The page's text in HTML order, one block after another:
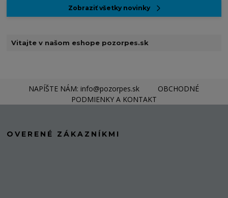
Zobraziť všetky novinky
Vitajte v našom eshope pozorpes.sk
NAPÍŠTE NÁM: info@pozorpes.sk
OBCHODNÉ
PODMIENKY A KONTAKT
OVERENÉ ZÁKAZNÍKMI